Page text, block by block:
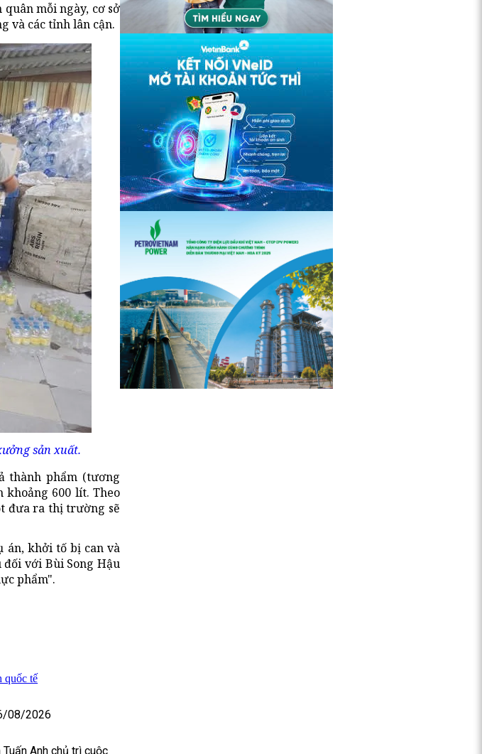
quân mỗi ngày, cơ sở
và các tỉnh lân cận.
sản xuất.
thành phẩm (tương
600 lít. Theo
đưa ra thị trường sẽ
án, khởi tố bị can và
với Bùi Song Hậu
phẩm".
quốc tế
08/2026
Anh chủ trì cuộc